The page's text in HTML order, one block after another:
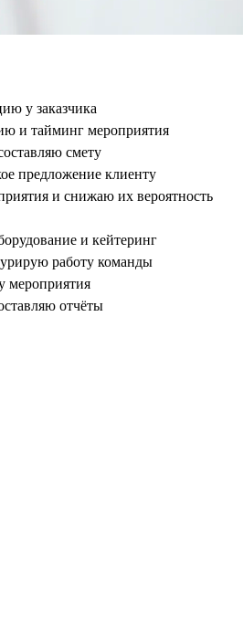
у заказчика
и тайминг мероприятия
смету
предложение клиенту
и снижаю их вероятность
и кейтеринг
работу команды
мероприятия
отчёты